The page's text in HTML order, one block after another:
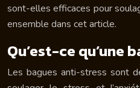
sont-elles efficaces pour
ensemble dans cet article.
Qu’est-ce qu’une
Les bagues anti-stress sont